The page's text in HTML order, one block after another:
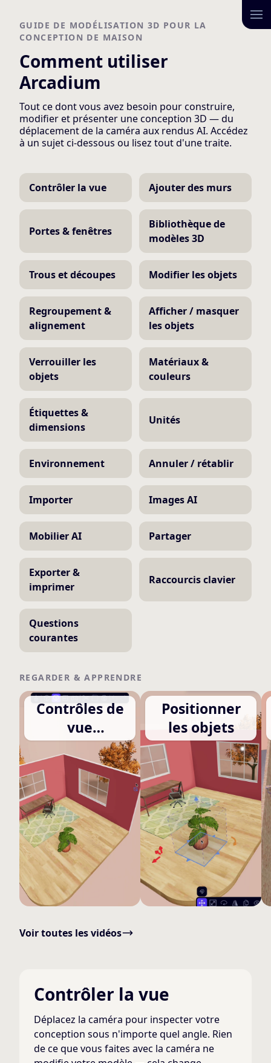
GUIDE DE MODÉLISATION 3D POUR LA
CONCEPTION DE MAISON
Comment utiliser
Arcadium
Tout ce dont vous avez besoin pour construire,
modifier et présenter une conception 3D — du
déplacement de la caméra aux rendus AI. Accédez
à un sujet ci-dessous ou lisez tout d'une traite.
Contrôler la vue Ajouter des murs
Portes & fenêtres
Bibliothèque de
modèles 3D
Trous et découpes Modifier les objets
Regroupement &
alignement
Afficher / masquer
les objets
Verrouiller les
objets
Matériaux &
couleurs
Étiquettes &
dimensions
Unités
Environnement Annuler / rétablir
Importer Images AI
Mobilier AI Partager
Exporter &
imprimer
Raccourcis clavier
Questions
courantes
REGARDER & APPRENDRE
Contrôles de
vue
essentiels
Positionner
les objets
Voir toutes les vidéos
Contrôler la vue
Déplacez la caméra pour inspecter votre
conception sous n'importe quel angle. Rien
de ce que vous faites avec la caméra ne